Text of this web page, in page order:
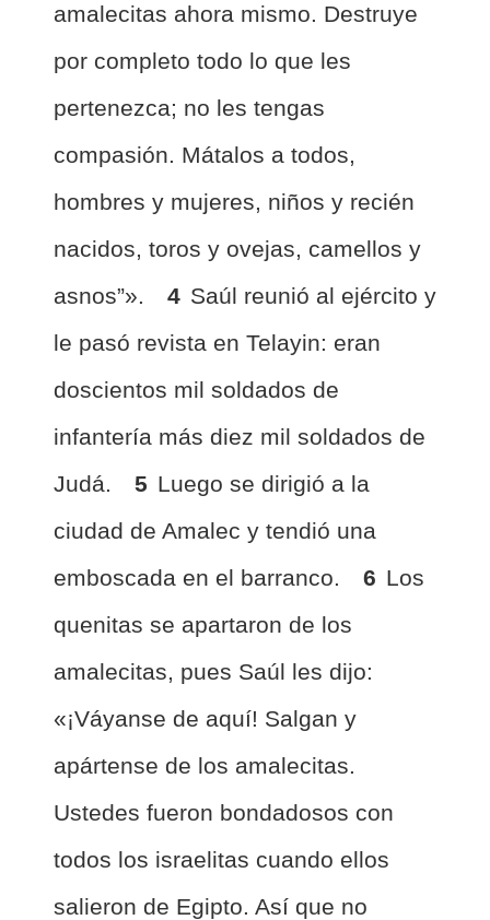
amalecitas ahora mismo. Destruye
por completo todo lo que les
pertenezca; no les tengas
compasión. Mátalos a todos,
hombres y mujeres, niños y recién
nacidos, toros y ovejas, camellos y
asnos”».
4 Saúl reunió al ejército y
le pasó revista en Telayin: eran
doscientos mil soldados de
infantería más diez mil soldados de
Judá.
5 Luego se dirigió a la
ciudad de Amalec y tendió una
emboscada en el barranco.
6 Los
quenitas se apartaron de los
amalecitas, pues Saúl les dijo:
«¡Váyanse de aquí! Salgan y
apártense de los amalecitas.
Ustedes fueron bondadosos con
todos los israelitas cuando ellos
salieron de Egipto. Así que no